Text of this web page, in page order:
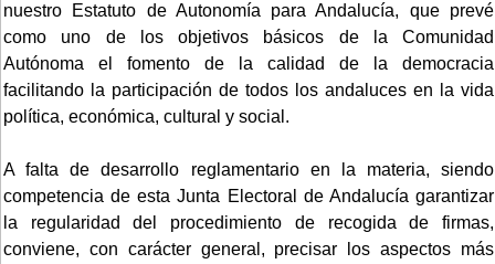
nuestro Estatuto de Autonomía para Andalucía, que prevé
como uno de los objetivos básicos de la Comunidad
Autónoma el fomento de la calidad de la democracia
facilitando la participación de todos los andaluces en la vida
política, económica, cultural y social.
A falta de desarrollo reglamentario en la materia, siendo
competencia de esta Junta Electoral de Andalucía garantizar
la regularidad del procedimiento de recogida de firmas,
conviene, con carácter general, precisar los aspectos más